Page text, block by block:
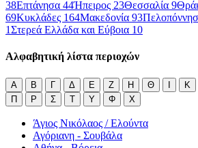
38Επτάνησα 44Ήπειρος 23Θεσσαλία 9
69Κυκλάδες 164Μακεδονία 93
1Στερεά Ελλάδα και Εύβοια 10
Αλφαβητική λίστα περιοχών
Α Β Γ Δ Ε Ζ Η Θ Ι Κ
Π
Ρ Σ Τ Υ Φ Χ
Άγιος Νικόλαος / Ελούντα
Αγόριανη - Σουβάλα